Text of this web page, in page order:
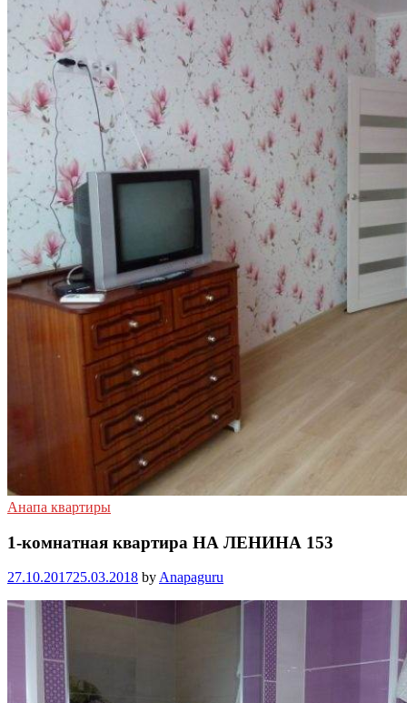
Анапа квартиры
1-комнатная квартира НА ЛЕНИНА 153
27.10.201725.03.2018 by Anapaguru